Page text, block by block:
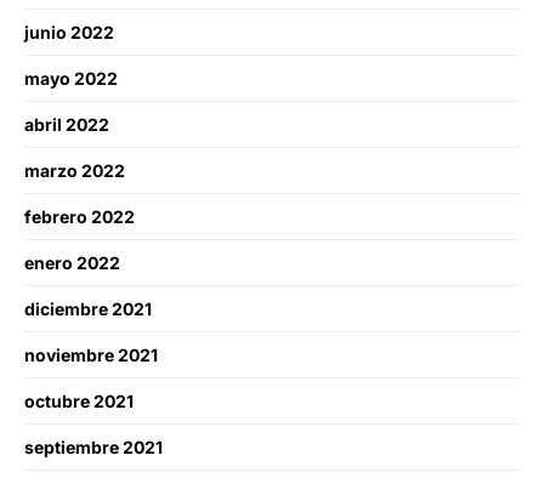
junio 2022
mayo 2022
abril 2022
marzo 2022
febrero 2022
enero 2022
diciembre 2021
noviembre 2021
octubre 2021
septiembre 2021